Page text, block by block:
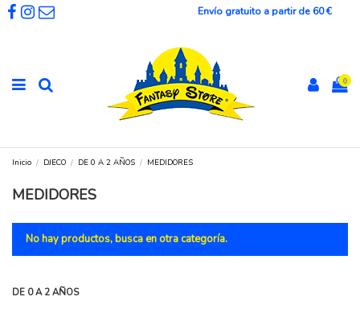
Envío gratuito a partir de 60 €
0
Inicio DJECO DE 0 A 2 AÑOS MEDIDORES
MEDIDORES
No hay productos, busca en otra categoría.
DE 0 A 2 AÑOS